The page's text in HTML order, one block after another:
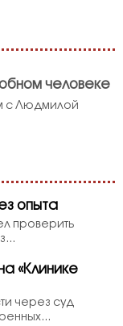
человеке
с Людмилой
опыта
проверить
«Клинике
через суд